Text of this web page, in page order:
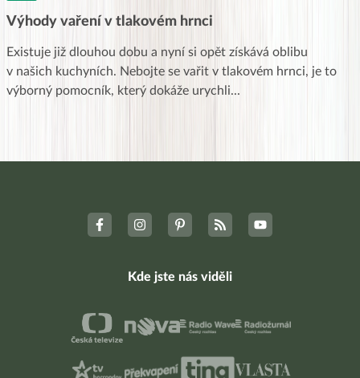
Výhody vaření v tlakovém hrnci
Existuje již dlouhou dobu a nyní si opět získává oblibu
v našich kuchyních. Nebojte se vařit v tlakovém hrnci, je to
výborný pomocník, který dokáže urychli...
Kde jste nás viděli